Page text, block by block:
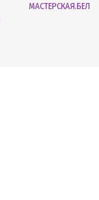
МАСТЕРСКАЯ.БЕЛ